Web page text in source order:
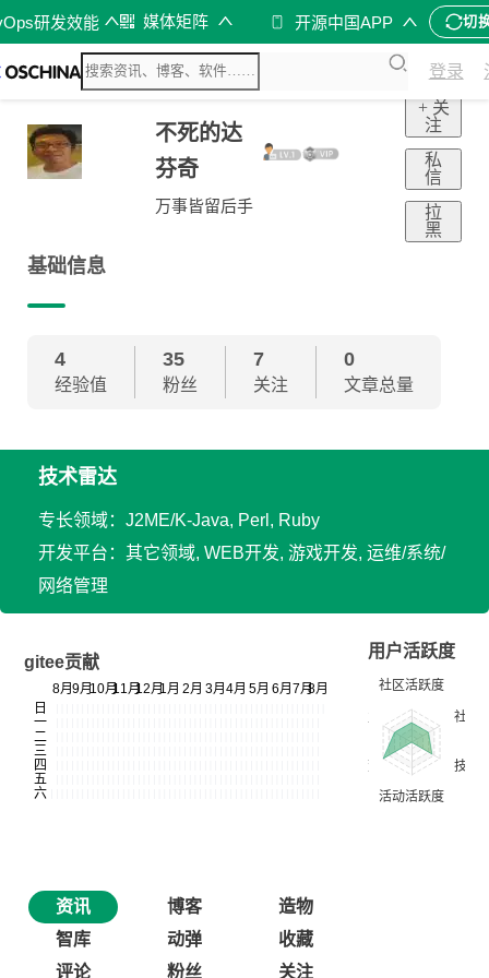
研发效能 媒体矩阵 开源中国APP 切
登录
不死的达
芬奇
万事皆留后手
+ 关
注
私
信
拉
黑
基础信息
4
经验值
35
粉丝
7
关注
0
文章总量
技术雷达
专长领域：J2ME/K-Java, Perl, Ruby
开发平台：其它领域, WEB开发, 游戏开发, 运维/系统/
网络管理
gitee贡献
用户活跃度
资讯 博客
造物
智库
动弹
收藏
评论
粉丝 关注